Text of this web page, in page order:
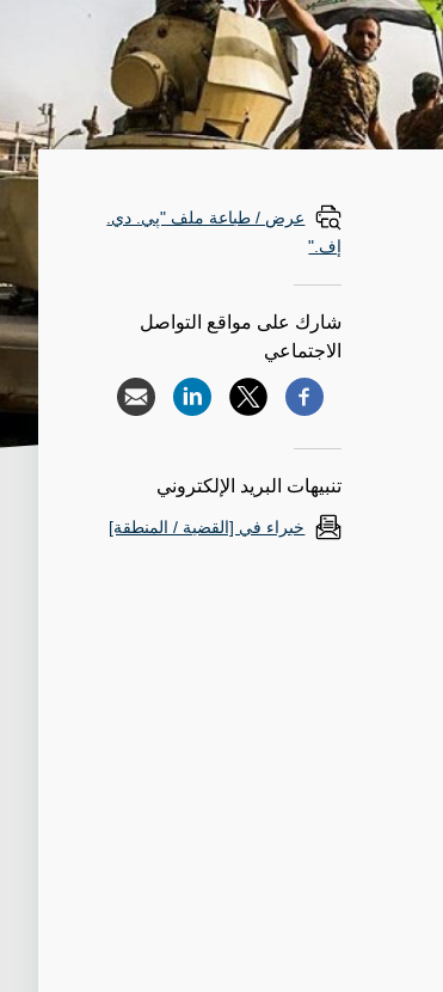
عرض / طباعة ملف "پي. دي.
إف."
شارك على مواقع التواصل
الاجتماعي
تنبيهات البريد الإلكتروني
خبراء في [القضية / المنطقة]